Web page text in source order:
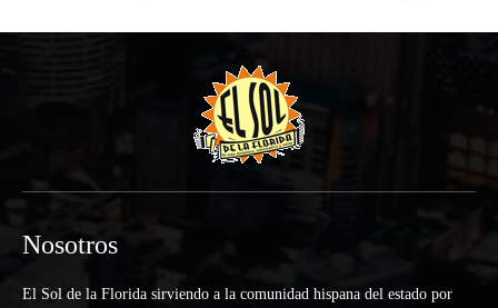
Nosotros
El Sol de la Florida sirviendo a la comunidad hispana del estado por